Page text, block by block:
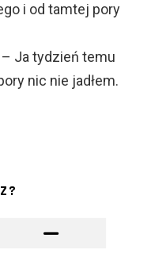
i od tamtej pory
Ja tydzień temu
nic nie jadłem.